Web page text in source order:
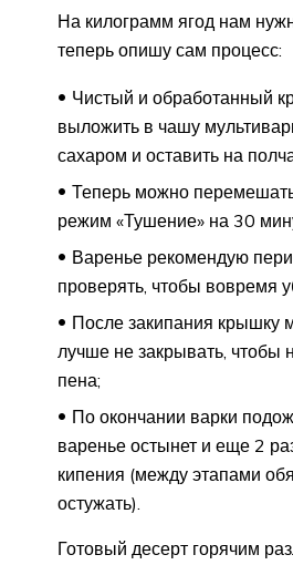
На килограмм ягод нам
теперь опишу сам процесс:
Чистый и обработанный
выложить в чашу
сахаром и оставить на
Теперь можно
режим «Тушение» на 30
Варенье рекомендую
проверять, чтобы вовремя
После закипания крышку
лучше не закрывать, чтобы
пена;
По окончании варки
варенье остынет и еще 2
кипения (между этапами
остужать).
Готовый десерт горячим